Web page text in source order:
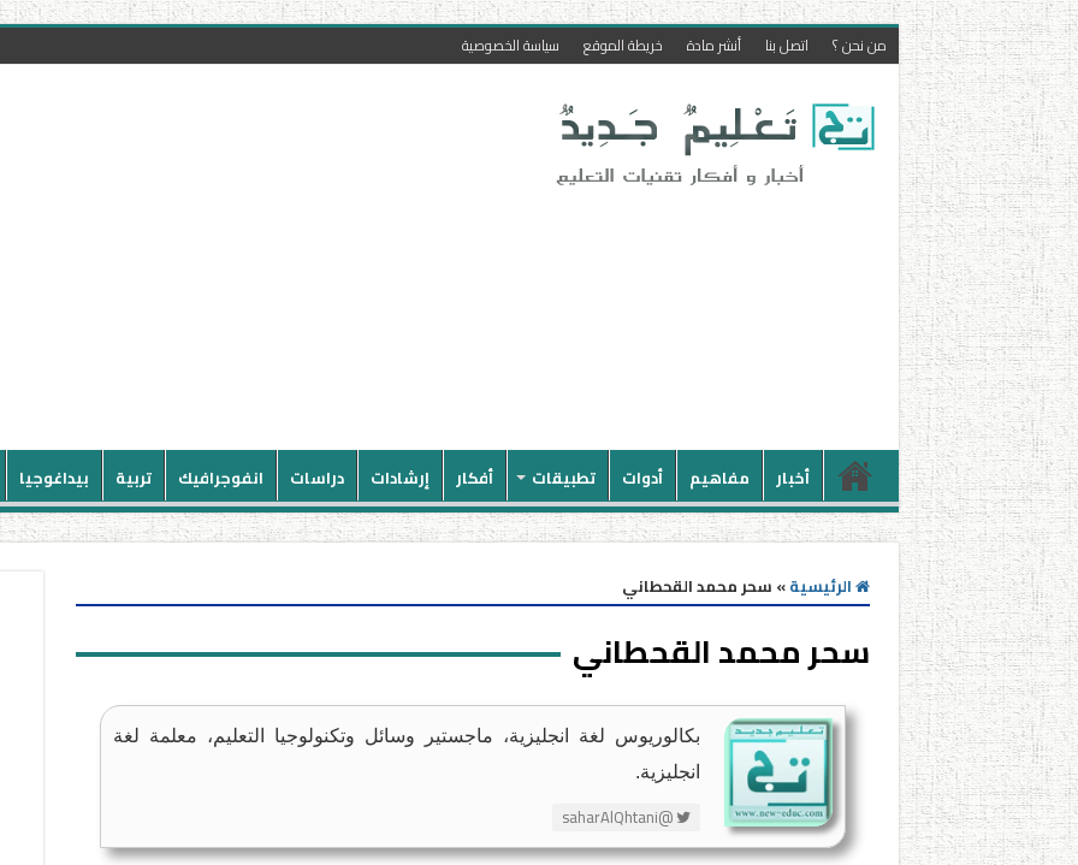
من نحن ؟ اتصل بنا أنشر مادة خريطة الموقع سياسة الخصوصية
أخبار مفاهيم أدوات تطبيقات أفكار إرشادات دراسات انفوجرافيك تربية بيداغوجيا
الرئيسية» سحر محمد القحطاني
سحر محمد القحطاني
بكالوريوس لغة انجليزية، ماجستير وسائل وتكنولوجيا التعليم، معلمة لغة
انجليزية.
@saharAlQhtani